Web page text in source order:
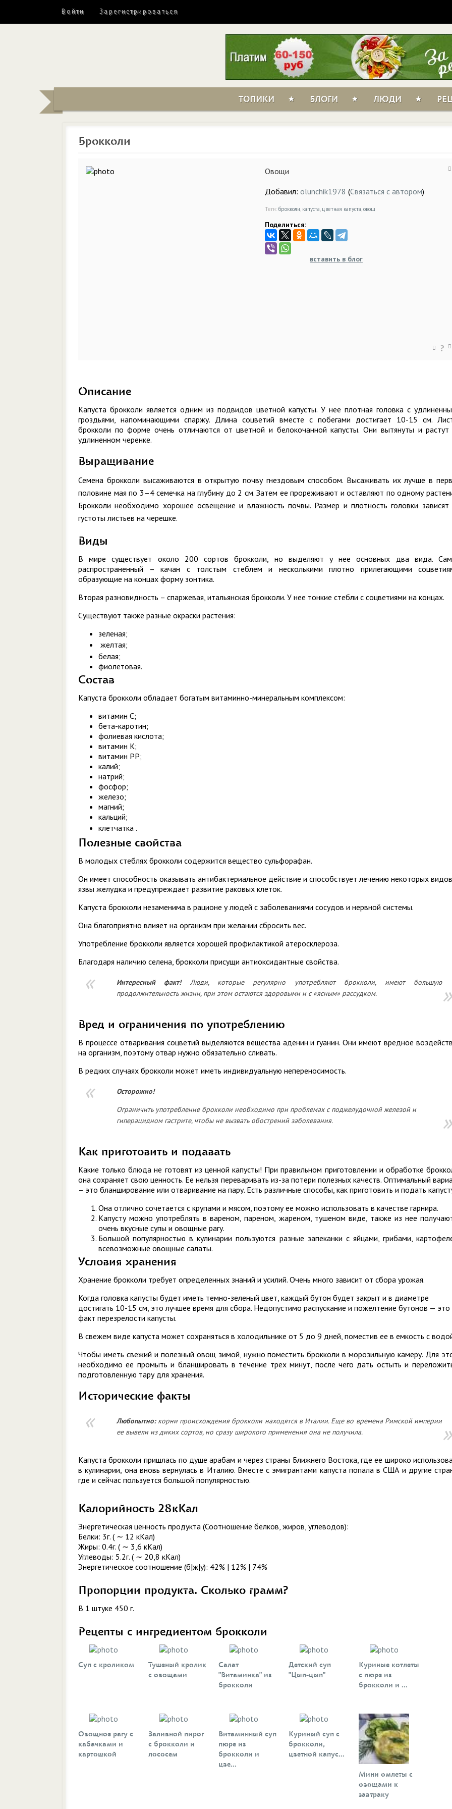
Войти Зарегистрироваться
ТОПИКИ БЛОГИ ЛЮДИ
Брокколи
Овощи
?
Добавил: olunchik1978 (Связаться с автором)
Теги: брокколи, капуста, цветная капуста,овощ
Поделиться:
вставить в блог
Описание
Капуста брокколи является одним из подвидов цветной капусты. У нее плотная головка с
гроздьями, напоминающими спаржу. Длина соцветий вместе с побегами достигает 10-15 см.
брокколи по форме очень отличаются от цветной и белокочанной капусты. Они вытянуты и растут
удлиненном черенке.
Выращивание
Семена брокколи высаживаются в открытую почву гнездовым способом. Высаживать их лучше в
половине мая по 3–4 семечка на глубину до 2 см. Затем ее прореживают и оставляют по одному
Брокколи необходимо хорошее освещение и влажность почвы. Размер и плотность головки зависят
густоты листьев на черешке.
Виды
В мире существует около 200 сортов брокколи, но выделяют у нее основных два вида.
распространенный – качан с толстым стеблем и несколькими плотно прилегающими
образующие на концах форму зонтика.
Вторая разновидность – спаржевая, итальянская брокколи. У нее тонкие стебли с соцветиями на концах.
Существуют также разные окраски растения:
зеленая;
желтая;
белая;
фиолетовая.
Состав
Капуста брокколи обладает богатым витаминно-минеральным комплексом:
витамин С;
бета-каротин;
фолиевая кислота;
витамин К;
витамин РР;
калий;
натрий;
фосфор;
железо;
магний;
кальций;
клетчатка .
Полезные свойства
В молодых стеблях брокколи содержится вещество сульфорафан.
Он имеет способность оказывать антибактериальное действие и способствует лечению некоторых видов
язвы желудка и предупреждает развитие раковых клеток.
Капуста брокколи незаменима в рационе у людей с заболеваниями сосудов и нервной системы.
Она благоприятно влияет на организм при желании сбросить вес.
Употребление брокколи является хорошей профилактикой атеросклероза.
Благодаря наличию селена, брокколи присущи антиоксидантные свойства.
Интересный факт!Люди, которые регулярно употребляют брокколи, имеют большую
продолжительность жизни, при этом остаются здоровыми и с «ясным» рассудком.
Вред и ограничения по употреблению
В процессе отваривания соцветий выделяются вещества аденин и гуанин. Они имеют вредное
на организм, поэтому отвар нужно обязательно сливать.
В редких случаях брокколи может иметь индивидуальную непереносимость.
Осторожно!
Ограничить употребление брокколи необходимо при проблемах с поджелудочной железой и
гиперацидном гастрите, чтобы не вызвать обострений заболевания.
Как приготовить и подавать
Какие только блюда не готовят из ценной капусты! При правильном приготовлении и обработке
она сохраняет свою ценность. Ее нельзя переваривать из-за потери полезных качеств. Оптимальный
– это бланширование или отваривание на пару. Есть различные способы, как приготовить и подать
Она отлично сочетается с крупами и мясом, поэтому ее можно использовать в качестве гарнира.
Капусту можно употреблять в вареном, пареном, жареном, тушеном виде, также из нее
очень вкусные супы и овощные рагу.
Большой популярностью в кулинарии пользуются разные запеканки с яйцами, грибами,
всевозможные овощные салаты.
Условия хранения
Хранение брокколи требует определенных знаний и усилий. Очень много зависит от сбора урожая.
Когда головка капусты будет иметь темно-зеленый цвет, каждый бутон будет закрыт и в диаметре
достигать 10-15 см, это лучшее время для сбора. Недопустимо распускание и пожелтение бутонов — это
факт перезрелости капусты.
В свежем виде капуста может сохраняться в холодильнике от 5 до 9 дней, поместив ее в емкость с
Чтобы иметь свежий и полезный овощ зимой, нужно поместить брокколи в морозильную камеру. Для
необходимо ее промыть и бланшировать в течение трех минут, после чего дать остыть и
подготовленную тару для хранения.
Исторические факты
Любопытно:корни происхождения брокколи находятся в Италии. Еще во времена Римской империи
ее вывели из диких сортов, но сразу широкого применения она не получила.
Капуста брокколи пришлась по душе арабам и через страны Ближнего Востока, где ее широко
в кулинарии, она вновь вернулась в Италию. Вместе с эмигрантами капуста попала в США и другие
где и сейчас пользуется большой популярностью.
Калорийность 28кКал
Энергетическая ценность продукта (Соотношение белков, жиров, углеводов):
Белки: 3г. ( ∼ 12 кКал)
Жиры: 0.4г. ( ∼ 3,6 кКал)
Углеводы: 5.2г. ( ∼ 20,8 кКал)
Энергетическое соотношение (б|ж|у): 42% | 12% | 74%
Пропорции продукта. Сколько грамм?
В 1 штуке 450 г.
Рецепты с ингредиентом брокколи
Суп с кроликом
Тушеный кролик
с овощами
Салат
"Витаминка" из
брокколи
Детский суп
"Цып-цып"
Куриные котлеты
с пюре из
брокколи и ...
Овощное рагу с
кабачками и
картошкой
Заливной пирог
с брокколи и
лососем
Витаминный суп
пюре из
брокколи и
цве...
Куриный суп с
брокколи,
цветной капус...
Мини омлеты с
овощами к
завтраку